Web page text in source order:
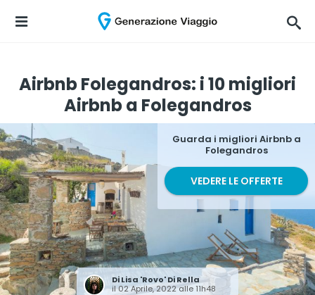
Airbnb Folegandros: i 10 migliori
Airbnb a Folegandros
DiLisa 'Rovo' Di Rella
il 02 Aprile, 2022 alle 11h48
Guarda i migliori Airbnb a
Folegandros
VEDERE LE OFFERTE